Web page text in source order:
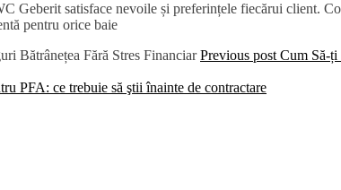
satisface nevoile și preferințele fiecărui client.
pentru orice baie
Previous post Cum Să-ți
PFA: ce trebuie să ştii înainte de contractare